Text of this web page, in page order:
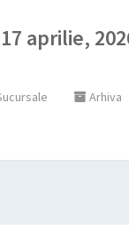
17 aprilie,
Arhiva